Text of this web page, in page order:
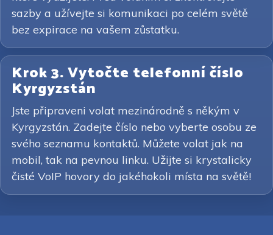
sazby a užívejte si komunikaci po celém světě
bez expirace na vašem zůstatku.
Krok 3. Vytočte telefonní číslo
Kyrgyzstán
Jste připraveni volat mezinárodně s někým v
Kyrgyzstán. Zadejte číslo nebo vyberte osobu ze
svého seznamu kontaktů. Můžete volat jak na
mobil, tak na pevnou linku. Užijte si krystalicky
čisté VoIP hovory do jakéhokoli místa na světě!